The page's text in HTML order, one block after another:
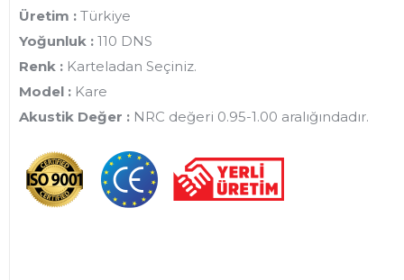
Üretim : Türkiye
Yoğunluk : 110 DNS
Renk : Karteladan Seçiniz.
Model : Kare
Akustik Değer : NRC değeri 0.95-1.00 aralığındadır.